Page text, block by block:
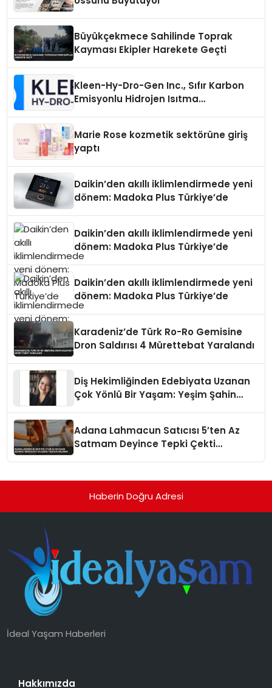
Büyükçekmece Sahilinde Toprak
Kayması Ekipler Harekete Geçti
Kleen-Hy-Dro-Gen Inc., Sıfır Karbon
Emisyonlu Hidrojen Isıtma
Marie Rose kozmetik sektörüne giriş
yaptı
Daikin’den akıllı iklimlendirmede yeni
dönem: Madoka Plus Türkiye’de
Daikin’den akıllı iklimlendirmede yeni
dönem: Madoka Plus Türkiye’de
Daikin’den akıllı iklimlendirmede yeni
dönem: Madoka Plus Türkiye’de
Karadeniz’de Türk Ro-Ro Gemisine
Dron Saldırısı 4 Mürettebat Yaralandı
Diş Hekimliğinden Edebiyata Uzanan
Çok Yönlü Bir Yaşam: Yeşim Şahin
Adana Lahmacun Satıcısı 5’ten Az
Satmam Deyince Tepki Çekti
Haberin Doğru Adresi
İdeal Yaşam Haberleri
Hakkımızda